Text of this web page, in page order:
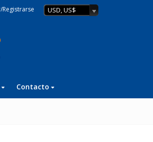
Registrarse USD, US$
Contacto